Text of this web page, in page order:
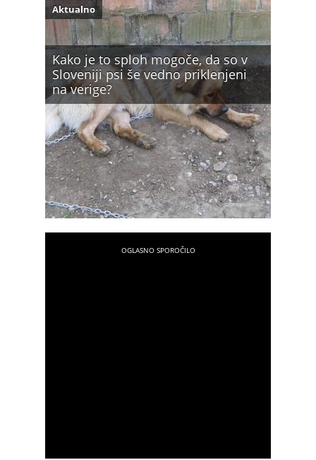
Kako je to sploh mogoče, da so v
Sloveniji psi še vedno priklenjeni
na verige?
Aktualno